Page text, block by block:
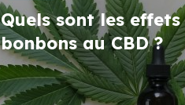
Quels sont les effets
bonbons au CBD ?